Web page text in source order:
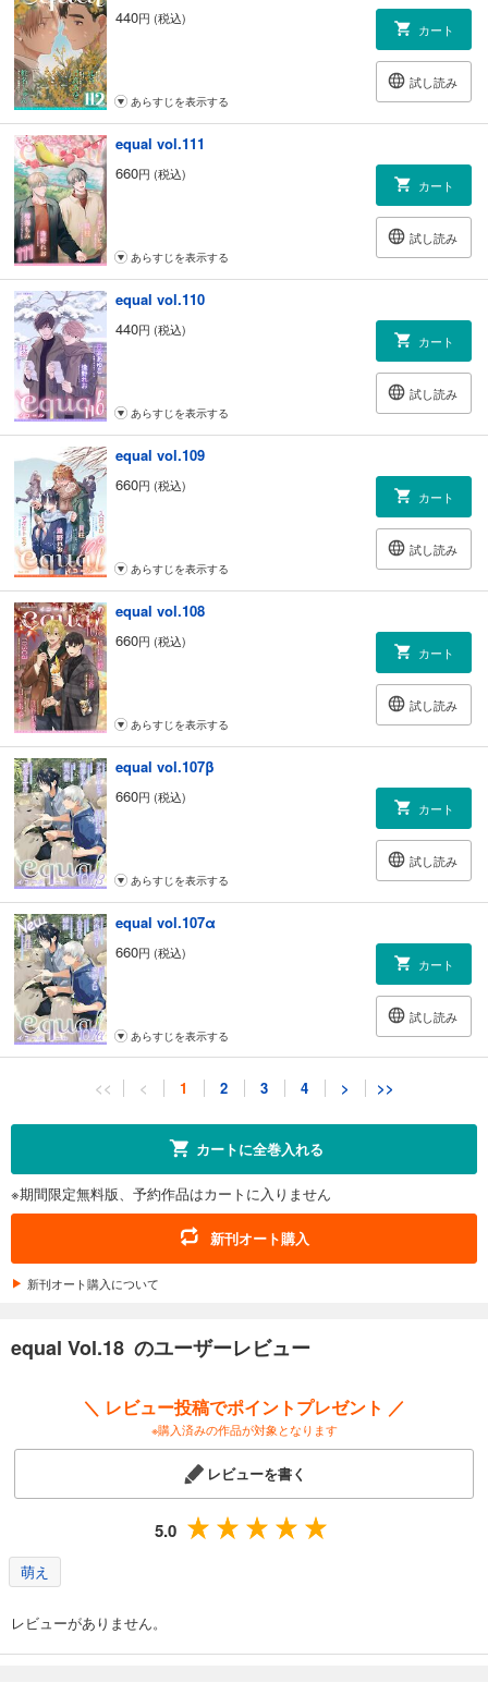
440円 (税込)
カート
試し読み
あらすじを表示する
equal vol.111
660円 (税込)
カート
試し読み
あらすじを表示する
equal vol.110
440円 (税込)
カート
試し読み
あらすじを表示する
equal vol.109
660円 (税込)
カート
試し読み
あらすじを表示する
equal vol.108
660円 (税込)
カート
試し読み
あらすじを表示する
equal vol.107β
660円 (税込)
カート
試し読み
あらすじを表示する
equal vol.107α
660円 (税込)
カート
試し読み
あらすじを表示する
equal vol.106β
カート
試し読み
あらすじを表示する
equal vol.106α
550円 (税込)
あらすじを表示する
660 円 (税込)
あらすじを表示する
equal vol.105α
あらすじを表示する
<< < 1 2 3 4 > >>
カートに全巻入れる
※期間限定無料版、予約作品はカートに入りません
新刊オート購入
新刊オート購入について
equal Vol.18 のユーザーレビュー
＼ レビュー投稿でポイントプレゼント ／
※購入済みの作品が対象となります
レビューを書く
5.0
萌え
レビューがありません。